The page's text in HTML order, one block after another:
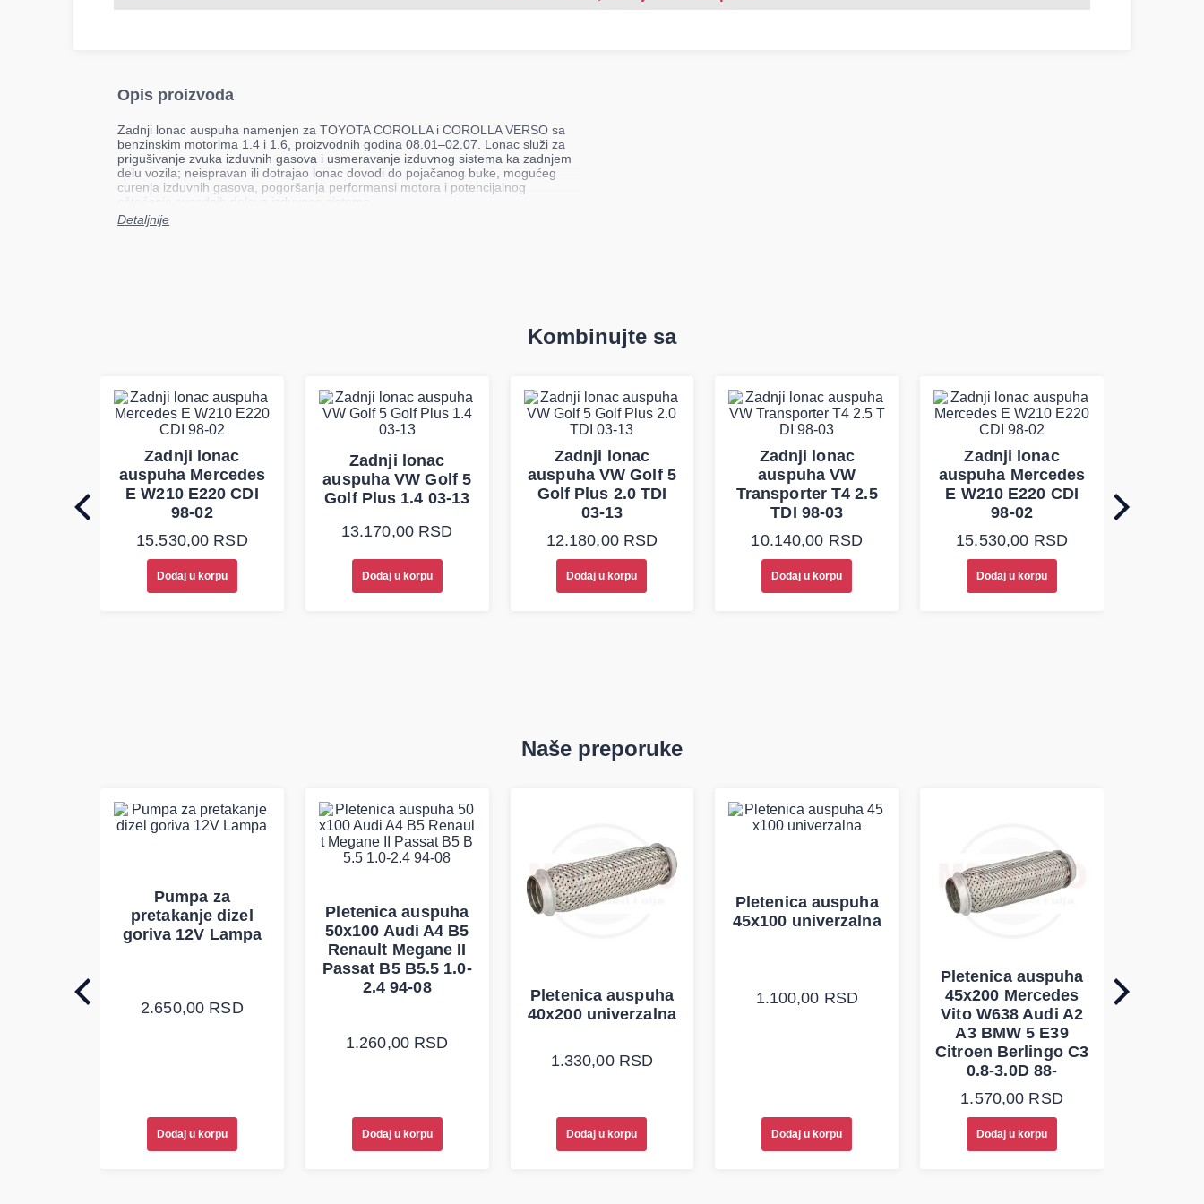
Opis proizvoda
Zadnji lonac auspuha namenjen za TOYOTA COROLLA i COROLLA VERSO sa
benzinskim motorima 1.4 i 1.6, proizvodnih godina 08.01–02.07. Lonac služi za
prigušivanje zvuka izduvnih gasova i usmeravanje izduvnog sistema ka zadnjem
delu vozila; neispravan ili dotrajao lonac dovodi do pojačanog buke, mogućeg
curenja izduvnih gasova, pogoršanja performansi motora i potencijalnog
oštećenja susednih delova izduvnog sistema.
Mesto ugradnje: zadnji
odgovaraju originalnim specifikacijama vozila kako bi se očuvala funkcionalnost
izduvnog sistema i sprečila pojava vibracija ili curenja na spojevima. Proizvod je
Napomena: kompatibilnost je obavezno proveriti prema broju šasije.
Detaljnije
Kombinujte sa
Zadnji lonac
auspuha Mercedes
E W210 E220 CDI
98-02
15.530,00 RSD
Dodaj u korpu
Zadnji lonac
auspuha VW Golf 5
Golf Plus 1.4 03-13
13.170,00 RSD
Dodaj u korpu
Zadnji lonac
auspuha VW Golf 5
Golf Plus 2.0 TDI
03-13
12.180,00 RSD
Dodaj u korpu
Zadnji lonac
auspuha VW
Transporter T4 2.5
TDI 98-03
10.140,00 RSD
Dodaj u korpu
Zadnji lonac
auspuha Mercedes
E W210 E220 CDI
98-02
15.530,00 RSD
Dodaj u korpu
Naše preporuke
Pumpa za
pretakanje dizel
goriva 12V Lampa
2.650,00 RSD
Dodaj u korpu
Pletenica auspuha
50x100 Audi A4 B5
Renault Megane II
Passat B5 B5.5 1.0-
2.4 94-08
1.260,00 RSD
Dodaj u korpu
Pletenica auspuha
40x200 univerzalna
1.330,00 RSD
Dodaj u korpu
Pletenica auspuha
45x100 univerzalna
1.100,00 RSD
Dodaj u korpu
Pletenica auspuha
45x200 Mercedes
Vito W638 Audi A2
A3 BMW 5 E39
Citroen Berlingo C3
0.8-3.0D 88-
1.570,00 RSD
Dodaj u korpu